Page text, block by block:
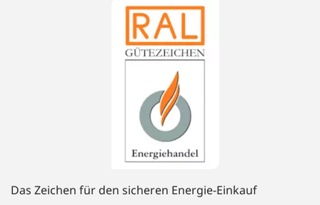
Das Zeichen für den sicheren Energie-Einkauf